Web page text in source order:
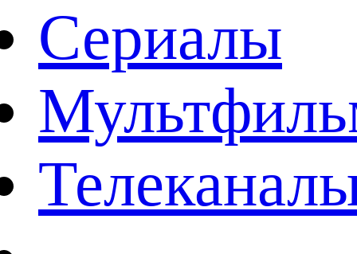
Сериалы